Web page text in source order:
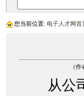
您当前位置: 电子人才网首
（
从公司